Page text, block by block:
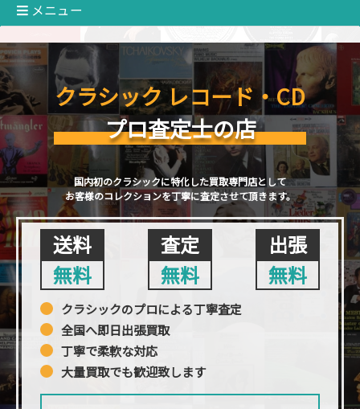
メニュー
クラシック レコード・CD
プロ査定士の店
国内初のクラシックに特化した買取専門店として
お客様のコレクションを丁寧に査定させて頂きます。
送料
無料
査定
無料
出張
無料
クラシックのプロによる丁寧査定
全国へ即日出張買取
丁寧で柔軟な対応
大量買取でも歓迎致します